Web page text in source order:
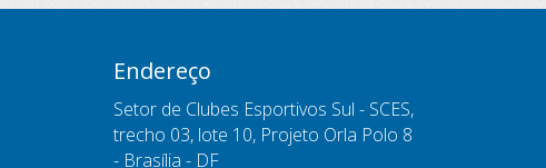
Endereço
Setor de Clubes Esportivos Sul - SCES,
trecho 03, lote 10, Projeto Orla Polo 8
- Brasília - DF